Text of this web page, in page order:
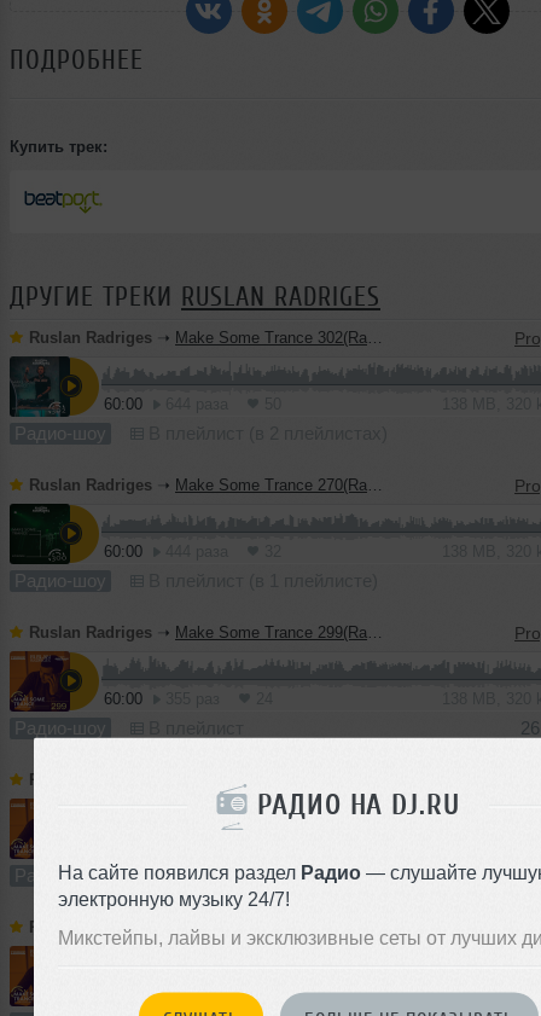
РАДИО НА DJ.RU
На сайте появился раздел Радио — слушайте
электронную музыку 24/7!
Микстейпы, лайвы и эксклюзивные сеты от лучших
ПОДРОБНЕЕ
Купить трек:
ДРУГИЕ ТРЕКИ RUSLAN RADRIGES
Ruslan Radriges ➝ Make Some Trance 302(Radio_Show)
60:00
Радио-шоу
Ruslan Radriges ➝ Make Some Trance 270(Radio_Show)
60:00
Радио-шоу
Ruslan Radriges ➝ Make Some Trance 299(Radio_Show)
60:00
Радио-шоу
Ruslan Radriges
Радио-шоу В плейлист (в 1 плейлисте)
Ruslan Radriges Ruslan Radriges - Make Some Trance 297(Radio_Show)
286 раз 138 MB, 320